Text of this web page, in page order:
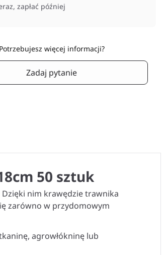
zapłać później
Potrzebujesz więcej informacji?
Zadaj pytanie
50 sztuk
Dzięki nim krawędzie trawnika
zarówno w przydomowym
agrowłókninę lub